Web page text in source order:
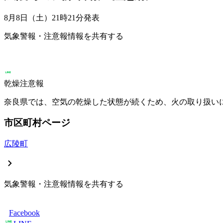
8月8日（土）21時21分発表
気象警報・注意報情報を共有する
乾燥注意報
奈良県では、空気の乾燥した状態が続くため、火の取り扱い
市区町村ページ
広陵町
気象警報・注意報情報を共有する
Facebook